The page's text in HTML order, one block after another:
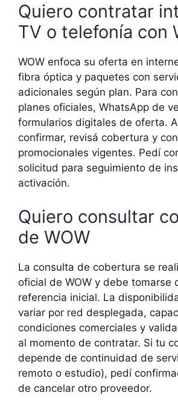
Quiero contratar
TV o telefonía con
WOW enfoca su oferta en
fibra óptica y paquetes con
adicionales según plan. Para
planes oficiales, WhatsApp de
formularios digitales de oferta.
confirmar, revisá cobertura y
promocionales vigentes. Pedí
solicitud para seguimiento de
activación.
Quiero consultar
de WOW
La consulta de cobertura se
oficial de WOW y debe tomarse
referencia inicial. La
variar por red desplegada,
condiciones comerciales y
al momento de contratar. Si tu
depende de continuidad de
remoto o estudio), pedí
de cancelar otro proveedor.